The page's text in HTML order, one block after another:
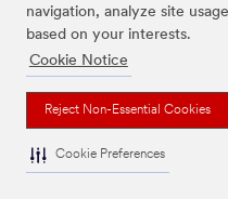
navigation, analyze site
based on your interests.
Cookie Notice
Reject Non-Essential Cookies
Cookie Preferences